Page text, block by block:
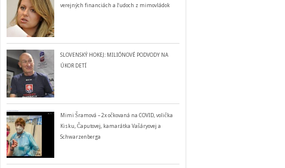
verejných financiách a ľudoch z mimovládok
SLOVENSKÝ HOKEJ: MILIÓNOVÉ PODVODY NA
ÚKOR DETÍ
Mimi Šramová – 2x očkovaná na COVID, volička
Kisku, Čaputovej, kamarátka Vašáryovej a
Schwarzenberga